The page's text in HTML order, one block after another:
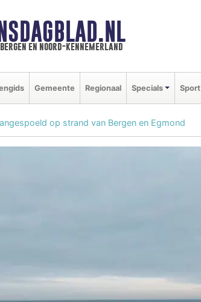
en noord-kennemerland
Gemeente Regionaal Specials Sport
op strand van Bergen en Egmond